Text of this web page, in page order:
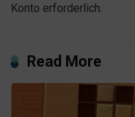
Konto erforderlich.
Read More